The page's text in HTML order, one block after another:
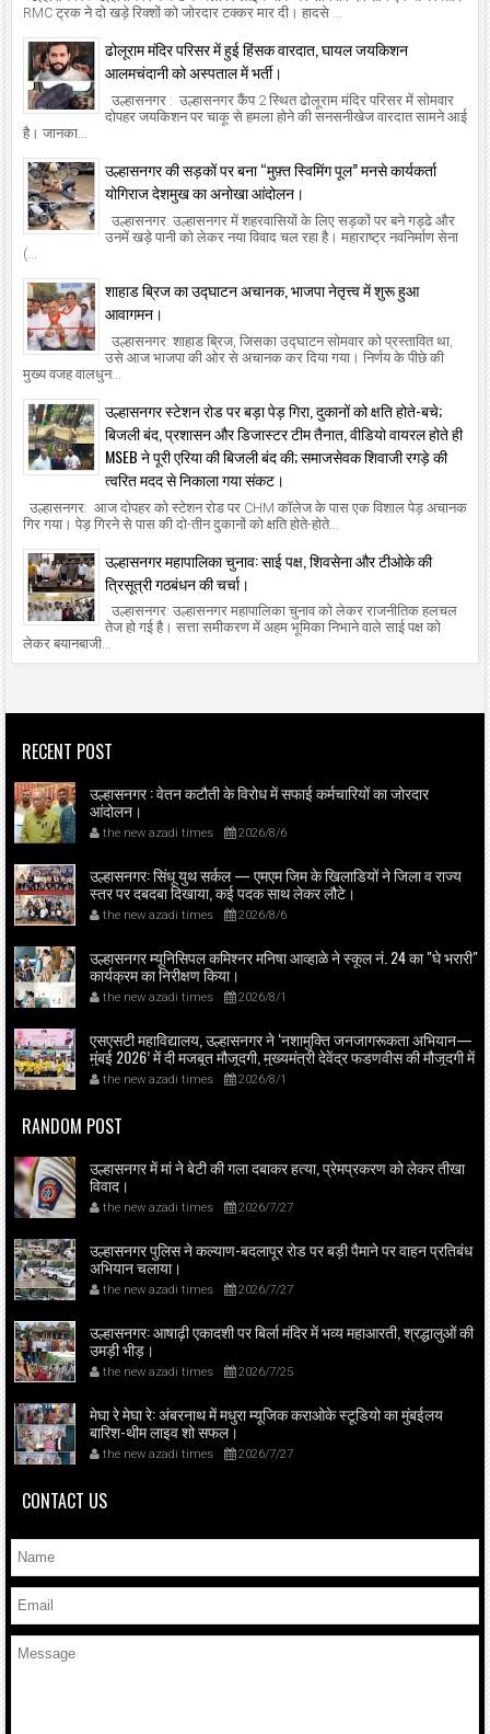
RMC ट्रक ने दो खड़े रिक्शों को जोरदार टक्कर मार दी। हादसे ...
ढोलूराम मंदिर परिसर में हुई हिंसक वारदात, घायल जयकिशन
आलमचंदानी को अस्पताल में भर्ती।
उल्हासनगर : उल्हासनगर कैंप 2 स्थित ढोलूराम मंदिर परिसर में सोमवार
दोपहर जयकिशन पर चाकू से हमला होने की सनसनीखेज वारदात सामने आई
है। जानका...
उल्हासनगर की सड़कों पर बना “मुफ़्त स्विमिंग पूल” मनसे कार्यकर्ता
योगिराज देशमुख का अनोखा आंदोलन।
उल्हासनगर: उल्हासनगर में शहरवासियों के लिए सड़कों पर बने गड्ढे और
उनमें खड़े पानी को लेकर नया विवाद चल रहा है। महाराष्ट्र नवनिर्माण सेना
(...
शाहाड ब्रिज का उद्घाटन अचानक, भाजपा नेतृत्त्व में शुरू हुआ
आवागमन।
उल्हासनगर: शाहाड ब्रिज, जिसका उद्घाटन सोमवार को प्रस्तावित था,
उसे आज भाजपा की ओर से अचानक कर दिया गया। निर्णय के पीछे की
मुख्य वजह वालधुन...
उल्हासनगर स्टेशन रोड पर बड़ा पेड़ गिरा, दुकानों को क्षति होते-बचे;
बिजली बंद, प्रशासन और डिजास्टर टीम तैनात, वीडियो वायरल होते ही
MSEB ने पूरी एरिया की बिजली बंद की; समाजसेवक शिवाजी रगड़े की
त्वरित मदद से निकाला गया संकट।
उल्हासनगर: आज दोपहर को स्टेशन रोड पर CHM कॉलेज के पास एक विशाल पेड़ अचानक
गिर गया। पेड़ गिरने से पास की दो-तीन दुकानों को क्षति होते-होते...
उल्हासनगर महापालिका चुनाव: साई पक्ष, शिवसेना और टीओके की
त्रिसूत्री गठबंधन की चर्चा।
उल्हासनगर: उल्हासनगर महापालिका चुनाव को लेकर राजनीतिक हलचल
तेज हो गई है। सत्ता समीकरण में अहम भूमिका निभाने वाले साई पक्ष को
लेकर बयानबाजी...
RECENT POST
उल्हासनगर : वेतन कटौती के विरोध में सफाई कर्मचारियों का जोरदार
आंदोलन।
the new azadi times 2026/8/6
उल्हासनगर: सिंधू युथ सर्कल — एमएम जिम के खिलाडियों ने जिला व राज्य
स्तर पर दबदबा दिखाया, कई पदक साथ लेकर लौटे।
the new azadi times 2026/8/6
उल्हासनगर म्यूनिसिपल कमिश्नर मनिषा आव्हाळे ने स्कूल नं. 24 का "घे भरारी"
कार्यक्रम का निरीक्षण किया।
the new azadi times 2026/8/1
एसएसटी महाविद्यालय, उल्हासनगर ने ‘नशामुक्ति जनजागरूकता अभियान—
मुंबई 2026’ में दी मजबूत मौजूदगी, मुख्यमंत्री देवेंद्र फडणवीस की मौजूदगी में
मुंबई के एनएससीआई डोम में आयोजित शपथ ग्रहण समारोह का लाइव
प्रसारण उल्हासनगर में भी दिखाया गया; छात्रों ने प्रत्यक्ष व ऑनलाइन
the new azadi times 2026/8/1
RANDOM POST
उल्हासनगर में मां ने बेटी की गला दबाकर हत्या, प्रेमप्रकरण को लेकर तीखा
विवाद।
the new azadi times 2026/7/27
उल्हासनगर पुलिस ने कल्याण-बदलापूर रोड पर बड़ी पैमाने पर वाहन प्रतिबंध
अभियान चलाया।
the new azadi times 2026/7/27
उल्हासनगर: आषाढ़ी एकादशी पर बिर्ला मंदिर में भव्य महाआरती, श्रद्धालुओं की
उमड़ी भीड़।
the new azadi times 2026/7/25
मेघा रे मेघा रे: अंबरनाथ में मधुरा म्यूजिक कराओके स्टूडियो का मुंबईलय
बारिश-थीम लाइव शो सफल।
the new azadi times 2026/7/27
CONTACT US